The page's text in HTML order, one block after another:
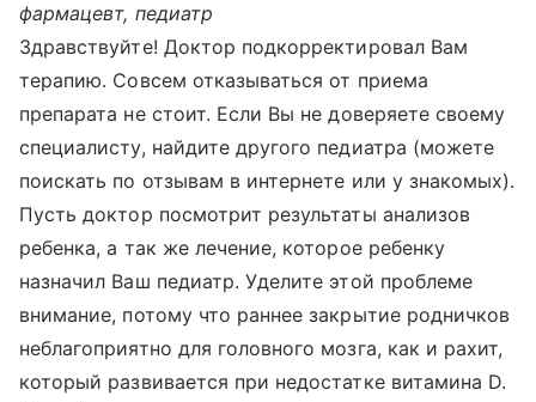
фармацевт, педиатр
Здравствуйте! Доктор подкорректировал Вам
терапию. Совсем отказываться от приема
препарата не стоит. Если Вы не доверяете своему
специалисту, найдите другого педиатра (можете
поискать по отзывам в интернете или у знакомых).
Пусть доктор посмотрит результаты анализов
ребенка, а так же лечение, которое ребенку
назначил Ваш педиатр. Уделите этой проблеме
внимание, потому что раннее закрытие родничков
неблагоприятно для головного мозга, как и рахит,
который развивается при недостатке витамина D.